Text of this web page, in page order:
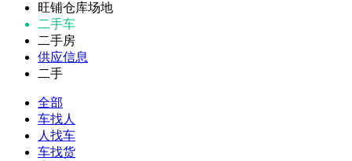
旺铺仓库场地
二手车
二手房
供应信息
二手
全部
车找人
人找车
车找货